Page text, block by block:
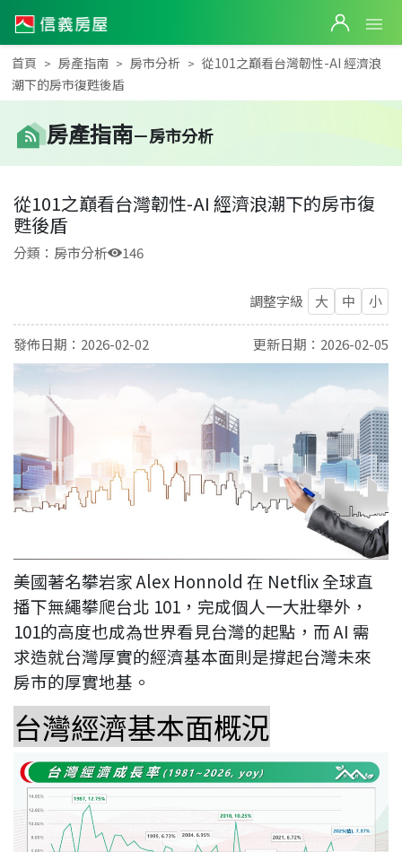
首頁 房產指南 房市分析
從101之巔看台灣韌性-AI 經濟浪
潮下的房市復甦後盾
房產指南－房市分析
從101之巔看台灣韌性-AI 經濟浪潮下的房市復
甦後盾
分類： 房市分析 146
調整字級 大 中 小
發佈日期： 2026-02-02 更新日期： 2026-02-05
美國著名攀岩家Alex Honnold 在 Netflix全球直
播下無繩攀爬台北 101 ，完成個人一大壯舉外，
101的高度也成為世界看見台灣的起點，而AI 需
求造就台灣厚實的經濟基本面則是撐起台灣未來
房市的厚實地基。
台灣經濟基本面概況